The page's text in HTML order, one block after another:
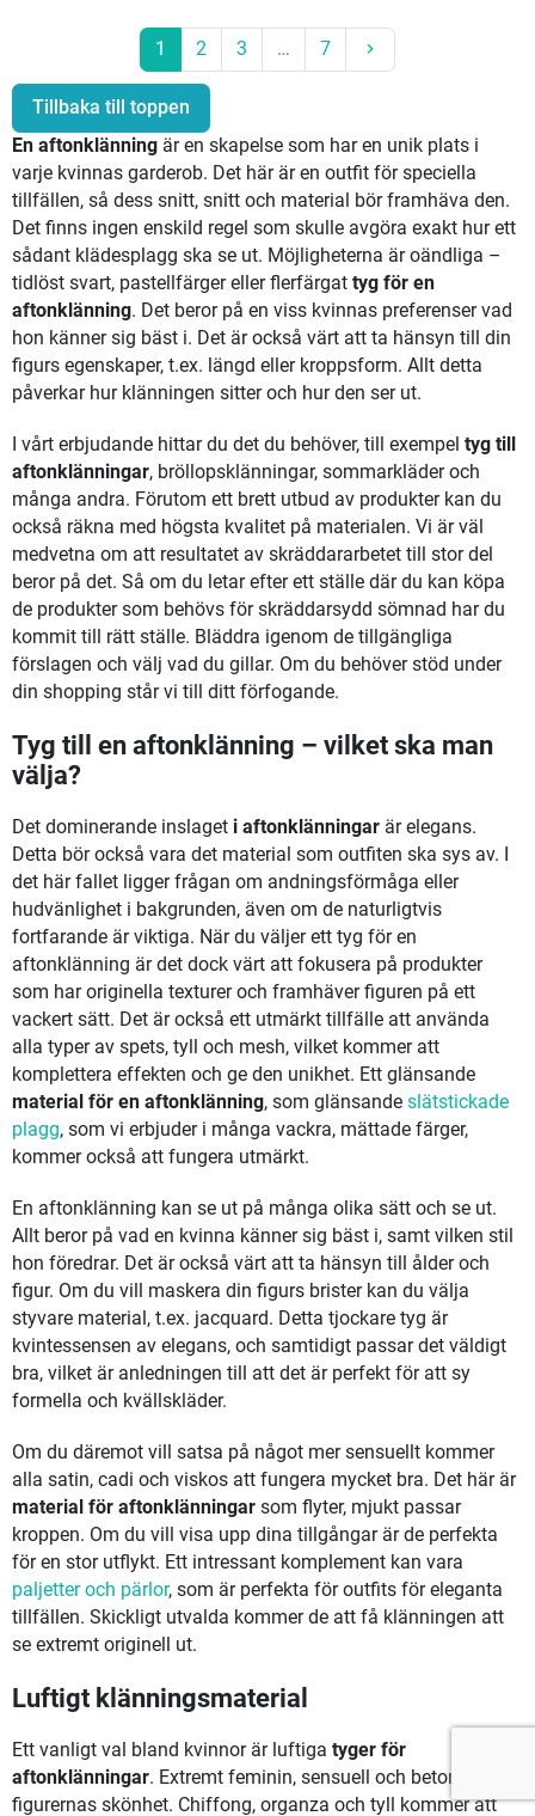
1 2 3 … 7 keyboard_arrow_right
Tillbaka till toppen
En aftonklänning är en skapelse som har en unik plats i
varje kvinnas garderob. Det här är en outfit för speciella
tillfällen, så dess snitt, snitt och material bör framhäva den.
Det finns ingen enskild regel som skulle avgöra exakt hur ett
sådant klädesplagg ska se ut. Möjligheterna är oändliga –
tidlöst svart, pastellfärger eller flerfärgat tyg för en
aftonklänning. Det beror på en viss kvinnas preferenser vad
hon känner sig bäst i. Det är också värt att ta hänsyn till din
figurs egenskaper, t.ex. längd eller kroppsform. Allt detta
påverkar hur klänningen sitter och hur den ser ut.
I vårt erbjudande hittar du det du behöver, till exempel tyg till
aftonklänningar, bröllopsklänningar, sommarkläder och
många andra. Förutom ett brett utbud av produkter kan du
också räkna med högsta kvalitet på materialen. Vi är väl
medvetna om att resultatet av skräddararbetet till stor del
beror på det. Så om du letar efter ett ställe där du kan köpa
de produkter som behövs för skräddarsydd sömnad har du
kommit till rätt ställe. Bläddra igenom de tillgängliga
förslagen och välj vad du gillar. Om du behöver stöd under
din shopping står vi till ditt förfogande.
Tyg till en aftonklänning – vilket ska man
välja?
Det dominerande inslaget i aftonklänningar är elegans.
Detta bör också vara det material som outfiten ska sys av. I
det här fallet ligger frågan om andningsförmåga eller
hudvänlighet i bakgrunden, även om de naturligtvis
fortfarande är viktiga. När du väljer ett tyg för en
aftonklänning är det dock värt att fokusera på produkter
som har originella texturer och framhäver figuren på ett
vackert sätt. Det är också ett utmärkt tillfälle att använda
alla typer av spets, tyll och mesh, vilket kommer att
komplettera effekten och ge den unikhet. Ett glänsande
material för en aftonklänning, som glänsande slätstickade
plagg, som vi erbjuder i många vackra, mättade färger,
kommer också att fungera utmärkt.
En aftonklänning kan se ut på många olika sätt och se ut.
Allt beror på vad en kvinna känner sig bäst i, samt vilken stil
hon föredrar. Det är också värt att ta hänsyn till ålder och
figur. Om du vill maskera din figurs brister kan du välja
styvare material, t.ex. jacquard. Detta tjockare tyg är
kvintessensen av elegans, och samtidigt passar det väldigt
bra, vilket är anledningen till att det är perfekt för att sy
formella och kvällskläder.
Om du däremot vill satsa på något mer sensuellt kommer
alla satin, cadi och viskos att fungera mycket bra. Det här är
material för aftonklänningar som flyter, mjukt passar
kroppen. Om du vill visa upp dina tillgångar är de perfekta
för en stor utflykt. Ett intressant komplement kan vara
paljetter och pärlor, som är perfekta för outfits för eleganta
tillfällen. Skickligt utvalda kommer de att få klänningen att
se extremt originell ut.
Luftigt klänningsmaterial
Ett vanligt val bland kvinnor är luftiga tyger för
aftonklänningar. Extremt feminin, sensuell och betonar
figurernas skönhet. Chiffong, organza och tyll kommer att